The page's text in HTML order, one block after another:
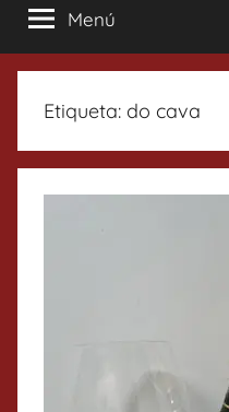
Menú
Etiqueta: do cava